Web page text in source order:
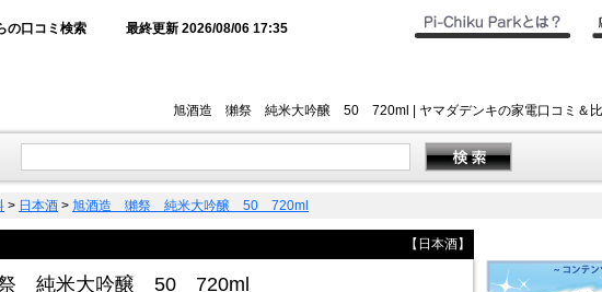
の口コミ検索 最終更新 2026/08/06 17:35
旭酒造 獺祭 純米大吟醸 50 720ml | ヤマダデンキの家電口コミ＆比
> 日本酒 > 旭酒造 獺祭 純米大吟醸 50 720ml
【日本酒】
純米大吟醸 50 720ml